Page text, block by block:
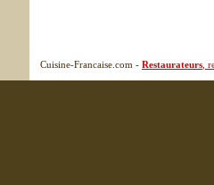
Cuisine-Francaise.com - Restaurateurs ,